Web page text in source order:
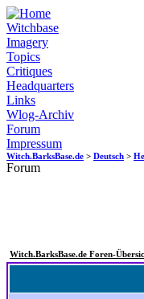
Witchbase
Imagery
Topics
Critiques
Headquarters
Links
Wlog-Archiv
Forum
Impressum
Witch.BarksBase.de > Deutsch >
Forum
Witch.BarksBase.de Foren-